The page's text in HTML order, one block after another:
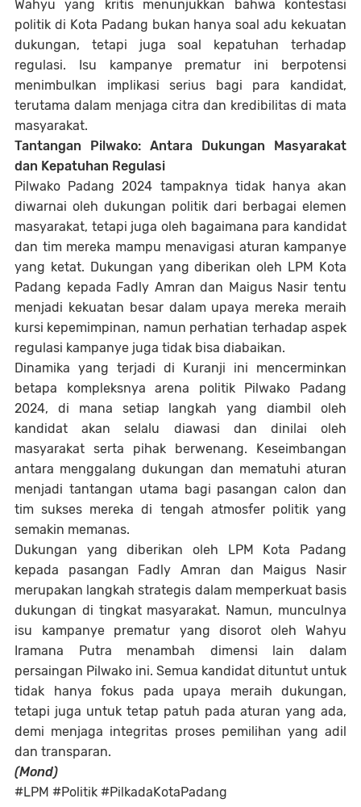
Wahyu yang kritis menunjukkan bahwa kontestasi
politik di Kota Padang bukan hanya soal adu kekuatan
dukungan, tetapi juga soal kepatuhan terhadap
regulasi. Isu kampanye prematur ini berpotensi
menimbulkan implikasi serius bagi para kandidat,
terutama dalam menjaga citra dan kredibilitas di mata
masyarakat.
Tantangan Pilwako: Antara Dukungan Masyarakat
dan Kepatuhan Regulasi
Pilwako Padang 2024 tampaknya tidak hanya akan
diwarnai oleh dukungan politik dari berbagai elemen
masyarakat, tetapi juga oleh bagaimana para kandidat
dan tim mereka mampu menavigasi aturan kampanye
yang ketat. Dukungan yang diberikan oleh LPM Kota
Padang kepada Fadly Amran dan Maigus Nasir tentu
menjadi kekuatan besar dalam upaya mereka meraih
kursi kepemimpinan, namun perhatian terhadap aspek
regulasi kampanye juga tidak bisa diabaikan.
Dinamika yang terjadi di Kuranji ini mencerminkan
betapa kompleksnya arena politik Pilwako Padang
2024, di mana setiap langkah yang diambil oleh
kandidat akan selalu diawasi dan dinilai oleh
masyarakat serta pihak berwenang. Keseimbangan
antara menggalang dukungan dan mematuhi aturan
menjadi tantangan utama bagi pasangan calon dan
tim sukses mereka di tengah atmosfer politik yang
semakin memanas.
Dukungan yang diberikan oleh LPM Kota Padang
kepada pasangan Fadly Amran dan Maigus Nasir
merupakan langkah strategis dalam memperkuat basis
dukungan di tingkat masyarakat. Namun, munculnya
isu kampanye prematur yang disorot oleh Wahyu
Iramana Putra menambah dimensi lain dalam
persaingan Pilwako ini. Semua kandidat dituntut untuk
tidak hanya fokus pada upaya meraih dukungan,
tetapi juga untuk tetap patuh pada aturan yang ada,
demi menjaga integritas proses pemilihan yang adil
dan transparan.
(Mond)
#LPM #Politik #PilkadaKotaPadang